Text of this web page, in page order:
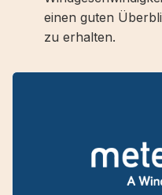
einen guten
zu erhalten.